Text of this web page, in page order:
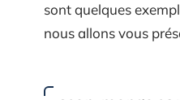
sont quelques
nous allons vous